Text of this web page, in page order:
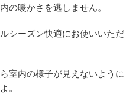
の暖かさを逃しません。
シーズン快適にお使いいただ
室内の様子が見えないように
。